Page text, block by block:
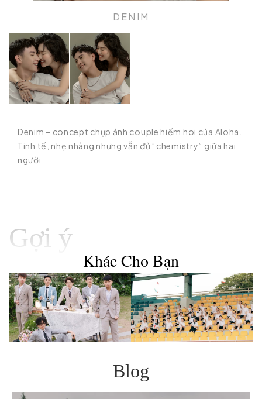
DENIM
Denim – concept chụp ảnh couple hiếm hoi của Aloha.
Tinh tế, nhẹ nhàng nhưng vẫn đủ “chemistry” giữa hai
người
Gợi ý
Khác Cho Bạn
Blog